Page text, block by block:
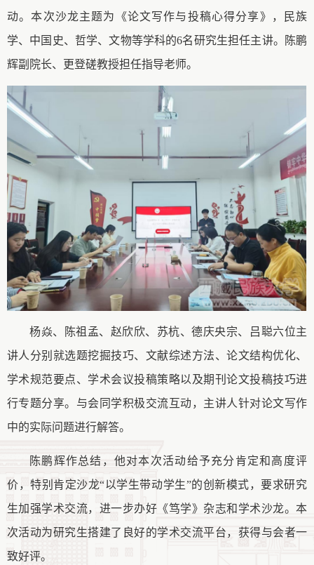
动。本次沙龙主题为《论文写作与投稿心得分享》，民族
学、中国史、哲学、文物等学科的6名研究生担任主讲。
陈鹏
辉副 院长、更登磋教授担任指导老师。
杨焱、 陈祖孟、 赵欣欣、 苏杭、德庆央宗、
吕聪六位主
讲人 分别就选题挖掘技巧、文献综述方法、论文结构优化、
学术规范要点、学术会议投稿策略以及期刊论文投稿技巧进
行专题分享。与会同学积极交流互动，主讲人针对论文写作
中的实际问题进行解答。
陈鹏辉作总结，他对本次活动给予充分肯定和高度评
价，特别肯定沙龙“以学生带动学生”的创新模式，要求研究
生加强学术交流， 进一步办好 《笃学》 杂志和学术沙龙。本
次活动为研究生搭建了 良好的学术交流平台，获得与会者一
致好评。